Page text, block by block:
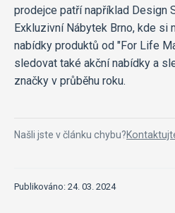
prodejce patří například Design
Exkluzivní Nábytek Brno, kde si
nabídky produktů od "For Life
sledovat také akční nabídky a
značky v průběhu roku.
Našli jste v článku chybu?
Publikováno: 24. 03. 2024